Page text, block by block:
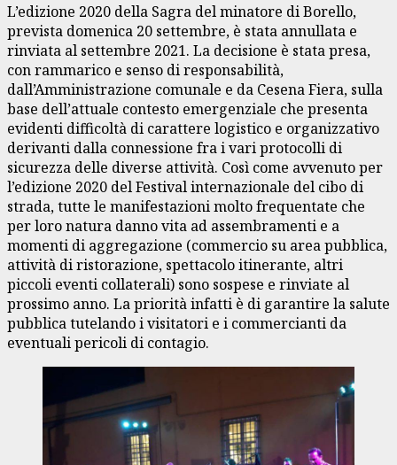
L’edizione 2020 della Sagra del minatore di Borello,
prevista domenica 20 settembre, è stata annullata e
rinviata al settembre 2021. La decisione è stata presa,
con rammarico e senso di responsabilità,
dall’Amministrazione comunale e da Cesena Fiera, sulla
base dell’attuale contesto emergenziale che presenta
evidenti difficoltà di carattere logistico e organizzativo
derivanti dalla connessione fra i vari protocolli di
sicurezza delle diverse attività. Così come avvenuto per
l’edizione 2020 del Festival internazionale del cibo di
strada, tutte le manifestazioni molto frequentate che
per loro natura danno vita ad assembramenti e a
momenti di aggregazione (commercio su area pubblica,
attività di ristorazione, spettacolo itinerante, altri
piccoli eventi collaterali) sono sospese e rinviate al
prossimo anno. La priorità infatti è di garantire la salute
pubblica tutelando i visitatori e i commercianti da
eventuali pericoli di contagio.